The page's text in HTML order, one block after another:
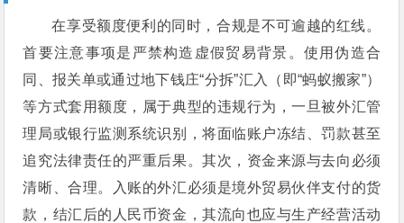
在享受额度便利的同时，合规是不可逾越的红线。
首要注意事项是严禁构造虚假贸易背景。使用伪造合
同、报关单或通过地下钱庄“分拆”汇入（即“蚂蚁搬家”）
等方式套用额度，属于典型的违规行为，一旦被外汇管
理局或银行监测系统识别，将面临账户冻结、罚款甚至
追究法律责任的严重后果。其次，资金来源与去向必须
清晰、合理。入账的外汇必须是境外贸易伙伴支付的货
款，结汇后的人民币资金，其流向也应与生产经营活动